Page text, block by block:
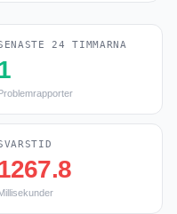
24 TIMMARNA